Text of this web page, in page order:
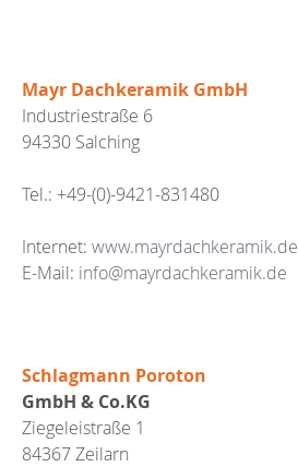
Mayr Dachkeramik GmbH
Industriestraße 6
94330 Salching
Tel.: +49-(0)-9421-831480
Internet: www.mayrdachkeramik.de
E-Mail: info@mayrdachkeramik.de
Schlagmann Poroton
GmbH & Co.KG
Ziegeleistraße 1
84367 Zeilarn